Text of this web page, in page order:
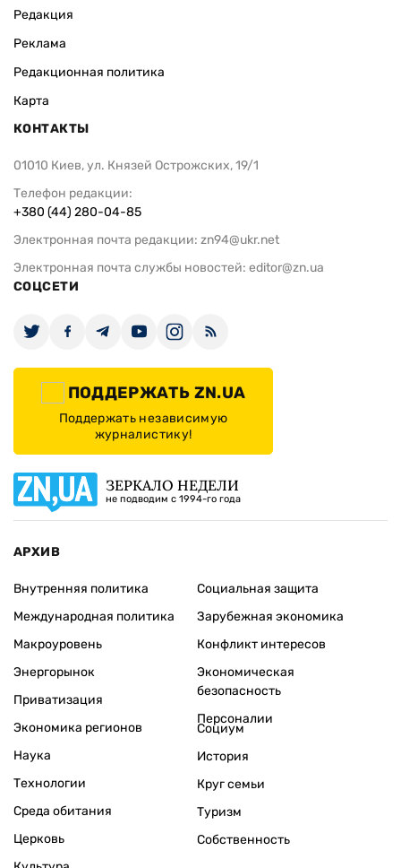
Редакция
Реклама
Редакционная политика
Карта
КОНТАКТЫ
01010 Киев, ул. Князей Острожских, 19/1
Телефон редакции:
+380 (44) 280-04-85
Электронная почта редакции: zn94@ukr.net
Электронная почта службы новостей: editor@zn.ua
СОЦСЕТИ
ПОДДЕРЖАТЬ ZN.UA
Поддержать независимую
журналистику!
ЗЕРКАЛО НЕДЕЛИ
не подводим с 1994-го года
АРХИВ
Внутренняя политика
Международная политика
Макроуровень
Энергорынок
Приватизация
Экономика регионов
Социальная защита
Зарубежная экономика
Конфликт интересов
Экономическая
безопасность
Персоналии
Наука
Технологии
Среда обитания
Церковь
Социум
История
Круг семьи
Туризм
Собственность